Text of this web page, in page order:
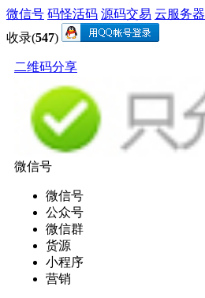
微信号 码怪活码 源码交易 云服务器
收录(547)
二维码分享
微信号
微信号
公众号
微信群
货源
小程序
营销